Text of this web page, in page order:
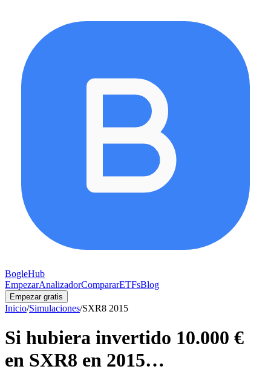
BogleHub
EmpezarAnalizadorCompararETFsBlog
Empezar gratis
Inicio/Simulaciones/SXR8 2015
Si hubiera invertido 10.000 €
en SXR8 en 2015…